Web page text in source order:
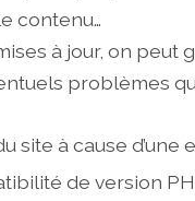
contenu…
à jour, on peut
problèmes
site à cause
de version